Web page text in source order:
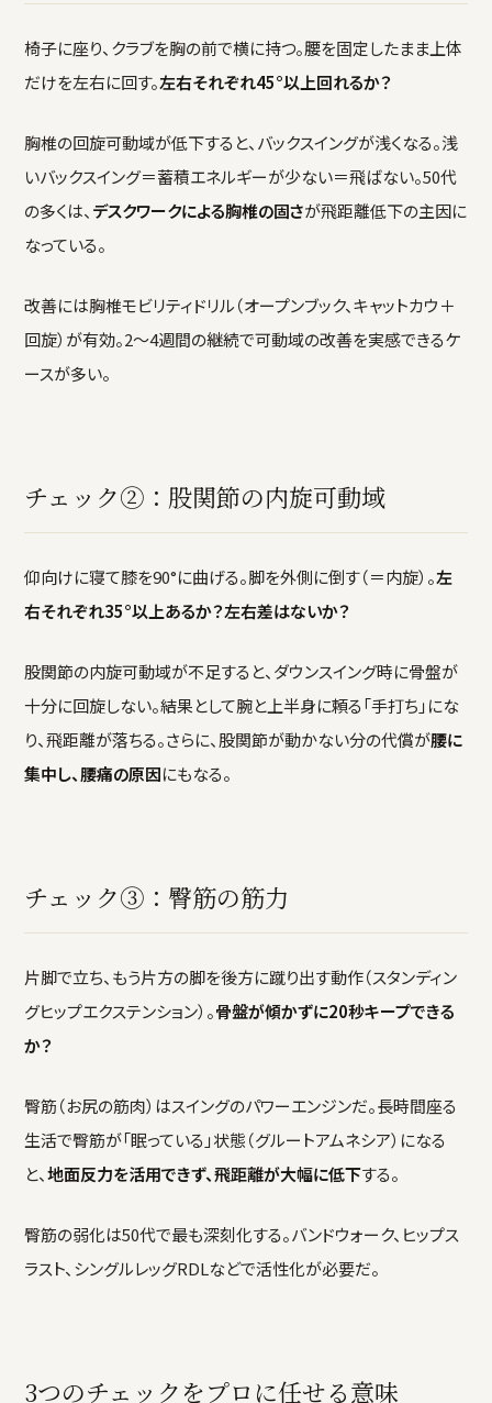
椅子に座り、クラブを胸の前で横に持つ。腰を固定したまま上体
だけを左右に回す。左右それぞれ45°以上回れるか？
胸椎の回旋可動域が低下すると、バックスイングが浅くなる。浅
いバックスイング＝蓄積エネルギーが少ない＝飛ばない。50代
の多くは、 デスクワークによる胸椎の固さが飛距離低下の主因に
なっている。
改善には胸椎モビリティドリル（オープンブック、キャットカウ＋
回旋）が有効。2〜4週間の継続で可動域の改善を実感できるケ
ースが多い。
チェック②：股関節の内旋可動域
仰向けに寝て膝を90°に曲げる。脚を外側に倒す（＝内旋）。左
右それぞれ35°以上あるか？左右差はないか？
股関節の内旋可動域が不足すると、ダウンスイング時に骨盤が
十分に回旋しない。結果として腕と上半身に頼る「手打ち」にな
り、飛距離が落ちる。さらに、股関節が動かない分の代償が腰に
集中し、腰痛の原因にもなる。
チェック③：臀筋の筋力
片脚で立ち、もう片方の脚を後方に蹴り出す動作（スタンディン
グヒップエクステンション）。骨盤が傾かずに20秒キープできる
か？
臀筋（お尻の筋肉）はスイングのパワーエンジンだ。長時間座る
生活で臀筋が「眠っている」状態（グルートアムネシア）になる
と、地面反力を活用できず、飛距離が大幅に低下する。
臀筋の弱化は50代で最も深刻化する。バンドウォーク、ヒップス
ラスト、シングルレッグRDLなどで活性化が必要だ。
3つのチェックをプロに任せる意味